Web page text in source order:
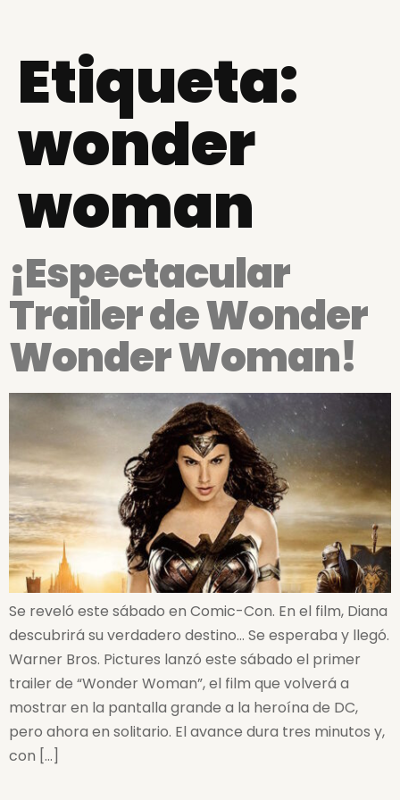
Etiqueta:
wonder
woman
¡Espectacular
Trailer de Wonder
Wonder Woman!
Se reveló este sábado en Comic-Con. En el film, Diana
descubrirá su verdadero destino… Se esperaba y llegó.
Warner Bros. Pictures lanzó este sábado el primer
trailer de “Wonder Woman”, el film que volverá a
mostrar en la pantalla grande a la heroína de DC,
pero ahora en solitario. El avance dura tres minutos y,
con […]